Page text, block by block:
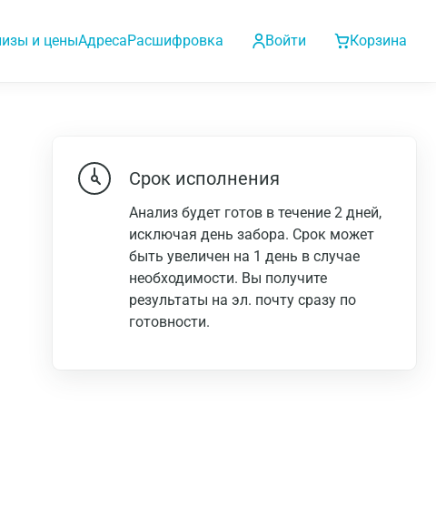
и ценыАдресаРасшифровка Войти Корзина
Срок исполнения
Анализ будет готов в течение 2 дней,
исключая день забора. Срок может
быть увеличен на 1 день в случае
необходимости. Вы получите
результаты на эл. почту сразу по
готовности.